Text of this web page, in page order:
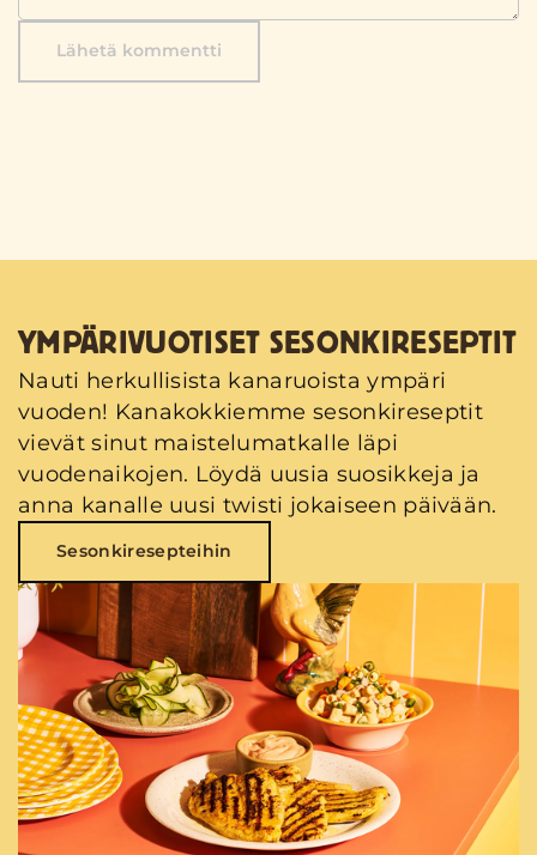
Lähetä kommentti
YMPÄRIVUOTISET SESONKIRESEPTIT
Nauti herkullisista kanaruoista ympäri
vuoden! Kanakokkiemme sesonkireseptit
vievät sinut maistelumatkalle läpi
vuodenaikojen. Löydä uusia suosikkeja ja
anna kanalle uusi twisti jokaiseen päivään.
Sesonkiresepteihin